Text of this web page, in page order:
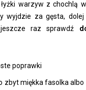
warzyw z chochlą
wyjdzie za gęsta, dolej
raz sprawdź
poprawki
zbyt miękka fasolka albo